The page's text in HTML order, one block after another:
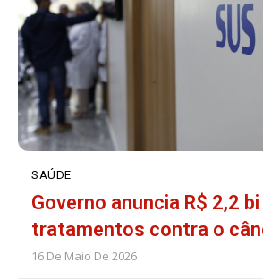
SAÚDE
Governo anuncia R$ 2,2
tratamentos contra o
16 De Maio De 2026